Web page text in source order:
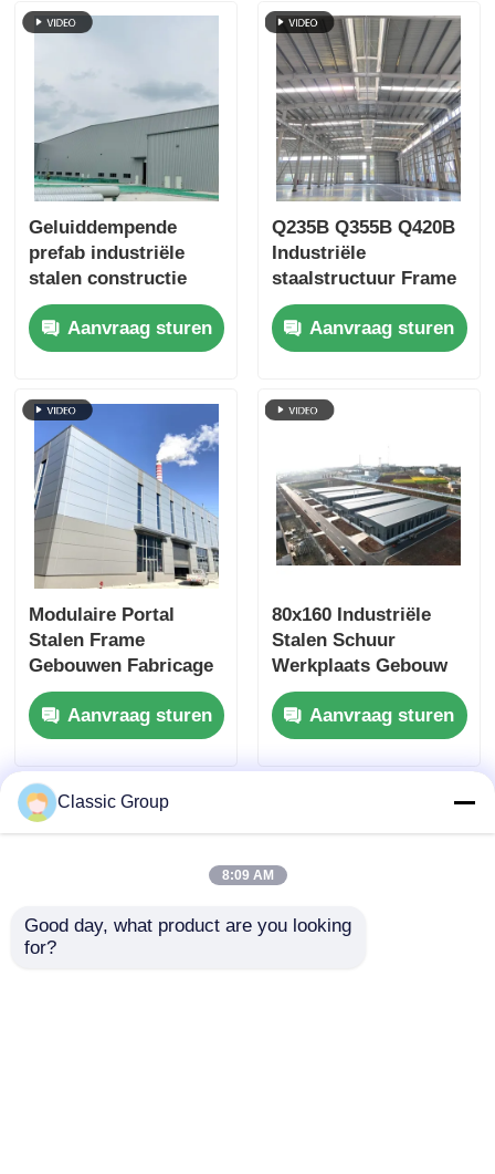
Commerciële staalstructuur
Voorgefabriceerde staalconstructie
Geluiddempende
prefab industriële
stalen constructie
gebouw magazijn
loods fabricage
Aanvraag sturen
Q235B Q355B Q420B
Industriële
staalstructuur Frame
AISC Standard
CustomAanvraag sturen
Modulaire Portal
Stalen Frame
Gebouwen Fabricage
ALC Wandpaneel
Aangepast
Aanvraag sturen
80x160 Industriële
Stalen Schuur
Werkplaats Gebouw
Sandwichpaneel
Aanvraag sturen
Classic Group
8:09 AM
Good day, what product are you looking
for?